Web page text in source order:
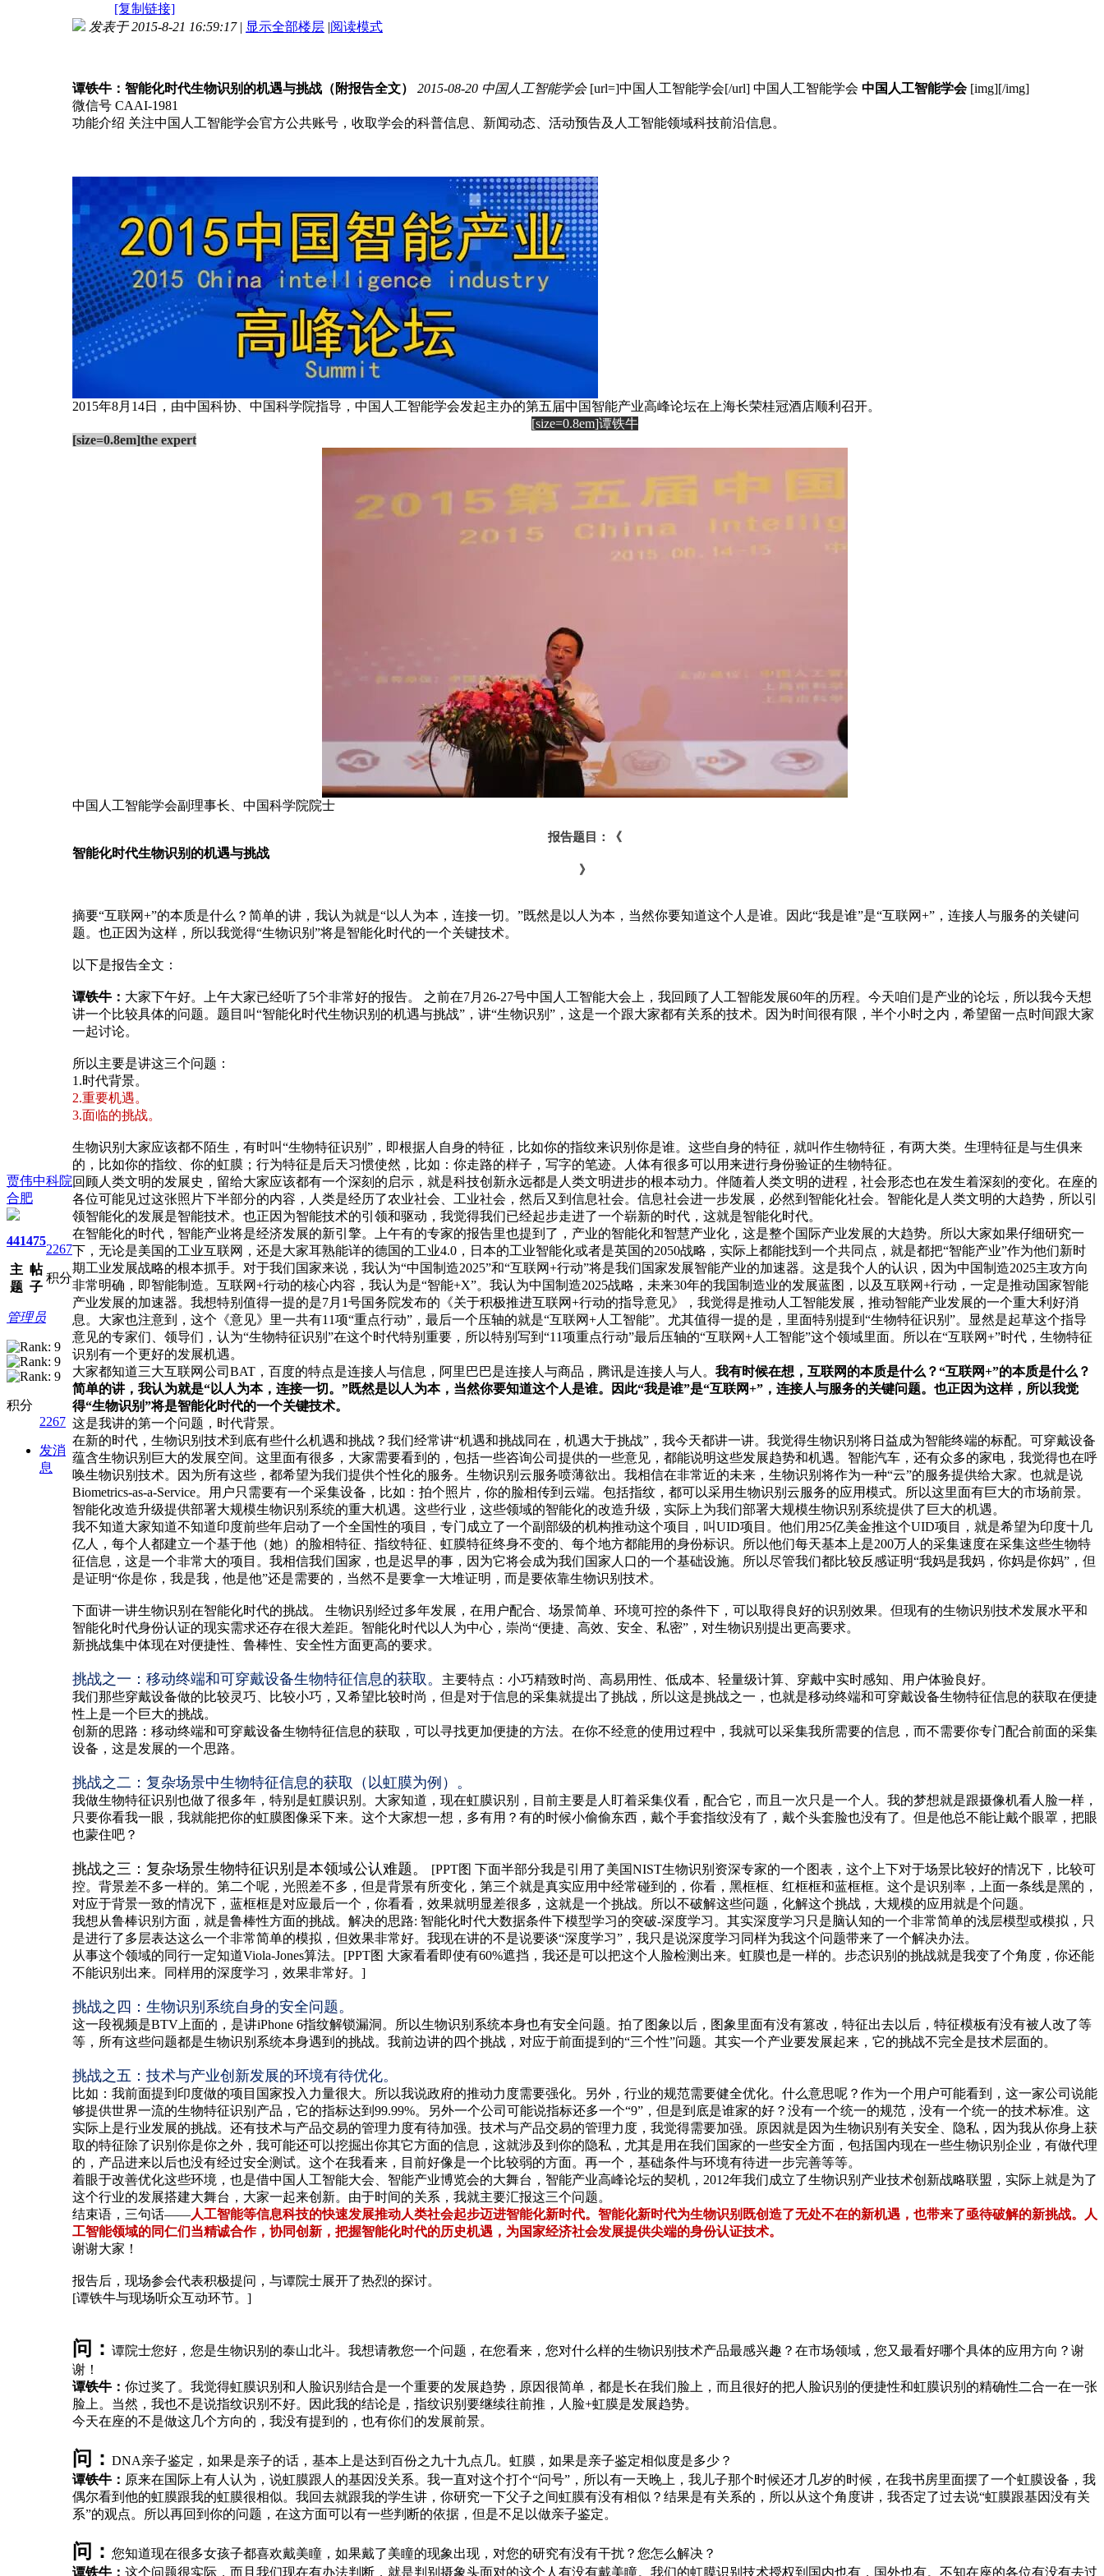
[复制链接]
贾伟中科院
合肥
441
主
题
475
帖
子
2267
积分
管理员
积分
2267
发消
息
发表于 2015-8-21 16:59:17 | 显示全部楼层 |阅读模式
谭铁牛：智能化时代生物识别的机遇与挑战（附报告全文） 2015-08-20 中国人工智能学会[url=]中国人工智能学会[/url] 中国人工智能学会 中国人工智能学会[img][/img]
微信号 CAAI-1981
功能介绍 关注中国人工智能学会官方公共账号，收取学会的科普信息、新闻动态、活动预告及人工智能领域科技前沿信息。
2015年8月14日，由中国科协、中国科学院指导，中国人工智能学会发起主办的第五届中国智能产业高峰论坛在上海长荣桂冠酒店顺利召开。
[size=0.8em]谭铁牛
[size=0.8em]the expert
中国人工智能学会副理事长、中国科学院院士
报告题目：《
智能化时代生物识别的机遇与挑战
》
摘要“互联网+”的本质是什么？简单的讲，我认为就是“以人为本，连接一切。”既然是以人为本，当然你要知道这个人是谁。因此“我是谁”是“互联网+”，连接人与服务的关键问
题。也正因为这样，所以我觉得“生物识别”将是智能化时代的一个关键技术。
以下是报告全文：
谭铁牛： 大家下午好。上午大家已经听了5个非常好的报告。 之前在7月 26-27号中国人工智能大会上，我回顾了人工智能发展60年的历程。今天咱们是产业的论坛，所以我今天想
讲一个比较具体的问题。题目叫“智能化时代生物识别的机遇与挑战”，讲“生物识别”，这是一个跟大家都有关系的技术。因为时间很有限，半个小时之内，希望留一点时间跟大家
一起讨论。
所以主要是讲这三个问题：
1.时代背景。
2.重要机遇。
3.面临的挑战。
生物识别大家应该都不陌生，有时叫“生物特征识别”，即根据人自身的特征，比如你的指纹来识别你是谁。这些自身的特征，就叫作生物特征，有两大类。生理特征是与生俱来
的，比如你的指纹、你的虹膜；行为特征是后天习惯使然，比如：你走路的样子，写字的笔迹。人体有很多可以用来进行身份验证的生物特征。
回顾人类文明的发展史，留给大家应该都有一个深刻的启示，就是科技创新永远都是人类文明进步的根本动力。伴随着人类文明的进程，社会形态也在发生着深刻的变化。在座的
各位可能见过这张照片下半部分的内容，人类是经历了农业社会、工业社会，然后又到信息社会。信息社会进一步发展，必然到智能化社会。智能化是人类文明的大趋势，所以引
领智能化的发展是智能技术。也正因为智能技术的引领和驱动，我觉得我们已经起步走进了一个崭新的时代，这就是智能化时代。
在智能化的时代，智能产业将是经济发展的新引擎。上午有的专家的报告里也提到了，产业的智能化和智慧产业化，这是整个国际产业发展的大趋势。所以大家如果仔细研究一
下，无论是美国的工业互联网，还是大家耳熟能详的德国的工业4.0，日本的工业智能化或者是英国的2050战略，实际上都能找到一个共同点，就是都把“智能产业”作为他们新时
期工业发展战略的根本抓手。对于我们国家来说，我认为“中国制造2025”和“互联网+行动”将是我们国家发展智能产业的加速器。这是我个人的认识，因为中国制造2025主攻方向
非常明确，即智能制造。互联网+行动的核心内容，我认为是“智能+X”。我认为中国制造2025战略，未来30年的我国制造业的发展蓝图，以及互联网+行动，一定是推动国家智能
产业发展的加速器。我想特别值得一提的是7月1号国务院发布的《关于积极推进互联网+行动的指导意见》，我觉得是推动人工智能发展，推动智能产业发展的一个重大利好消
息。大家也注意到，这个《意见》里一共有11项“重点行动”，最后一个压轴的就是“互联网+人工智能”。尤其值得一提的是，里面特别提到“生物特征识别”。显然是起草这个指导
意见的专家们、领导们，认为“生物特征识别”在这个时代特别重要，所以特别写到“11项重点行动”最后压轴的“互联网+人工智能”这个领域里面。所以在“互联网+”时代，生物特征
识别有一个更好的发展机遇。
大家都知道三大互联网公司BAT，百度的特点是连接人与信息，阿里巴巴是连接人与商品，腾讯是连接人与人。 我有时候在想，互联网的本质是什么？“互联网+”的本质是什么？
简单的讲，我认为就是“以人为本，连接一切。”既然是以人为本，当然你要知道这个人是谁。因此“我是谁”是“互联网+”，连接人与服务的关键问题。也正因为这样，所以我觉
得“生物识别”将是智能化时代的一个关键技术。
这是我讲的第一个问题，时代背景。
在新的时代，生物识别技术到底有些什么机遇和挑战？我们经常讲“机遇和挑战同在，机遇大于挑战”，我今天都讲一讲。我觉得生物识别将日益成为智能终端的标配。可穿戴设备
蕴含生物识别巨大的发展空间。这里面有很多，大家需要看到的，包括一些咨询公司提供的一些意见，都能说明这些发展趋势和机遇。智能汽车，还有众多的家电，我觉得也在呼
唤生物识别技术。因为所有这些，都希望为我们提供个性化的服务。生物识别云服务喷薄欲出。我相信在非常近的未来，生物识别将作为一种“云”的服务提供给大家。也就是说
Biometrics-as-a-Service。用户只需要有一个采集设备，比如：拍个照片，你的脸相传到云端。包括指纹，都可以采用生物识别云服务的应用模式。所以这里面有巨大的市场前景。
智能化改造升级提供部署大规模生物识别系统的重大机遇。这些行业，这些领域的智能化的改造升级，实际上为我们部署大规模生物识别系统提供了巨大的机遇。
我不知道大家知道不知道印度前些年启动了一个全国性的项目，专门成立了一个副部级的机构推动这个项目，叫UID项目。他们用25亿美金推这个UID项目，就是希望为印度十几
亿人，每个人都建立一个基于他（她）的脸相特征、指纹特征、虹膜特征终身不变的、每个地方都能用的身份标识。所以他们每天基本上是200万人的采集速度在采集这些生物特
征信息，这是一个非常大的项目。我相信我们国家，也是迟早的事，因为它将会成为我们国家人口的一个基础设施。所以尽管我们都比较反感证明“我妈是我妈，你妈是你妈”，但
是证明“你是你，我是我，他是他”还是需要的，当然不是要拿一大堆证明，而是要依靠生物识别技术。
下面讲一讲生物识别在智能化时代的挑战。 生物识别经过多年发展，在用户配合、场景简单、环境可控的条件下，可以取得良好的识别效果。但现有的生物识别技术发展水平和
智能化时代身份认证的现实需求还存在很大差距。智能化时代以人为中心，崇尚“便捷、高效、安全、私密”，对生物识别提出更高要求。
新挑战集中体现在对便捷性、鲁棒性、安全性方面更高的要求。
挑战之一：移动终端和可穿戴设备生物特征信息的获取。
主要特点：小巧精致时尚、高易用性、低成本、轻量级计算、穿戴中实时感知、用户体验良好。
我们那些穿戴设备做的比较灵巧、比较小巧，又希望比较时尚，但是对于信息的采集就提出了挑战，所以这是挑战之一，也就是移动终端和可穿戴设备生物特征信息的获取在便捷
性上是一个巨大的挑战。
创新的思路：移动终端和可穿戴设备生物特征信息的获取，可以寻找更加便捷的方法。在你不经意的使用过程中，我就可以采集我所需要的信息，而不需要你专门配合前面的采集
设备，这是发展的一个思路。
挑战之二：复杂场景中生物特征信息的获取（以虹膜为例）。
我做生物特征识别也做了很多年，特别是虹膜识别。大家知道，现在虹膜识别，目前主要是人盯着采集仪看，配合它，而且一次只是一个人。我的梦想就是跟摄像机看人脸一样，
只要你看我一眼，我就能把你的虹膜图像采下来。这个大家想一想，多有用？有的时候小偷偷东西，戴个手套指纹没有了，戴个头套脸也没有了。但是他总不能让戴个眼罩，把眼
也蒙住吧？
挑战之三：复杂场景生物特征识别是本领域公认难题。
[PPT图 下面半部分我是引用了美国NIST生物识别资深专家的一个图表，这个上下对于场景比较好的情况下，比较可
控。背景差不多一样的。第二个呢，光照差不多，但是背景有所变化，第三个就是真实应用中经常碰到的，你看，黑框框、红框框和蓝框框。这个是识别率，上面一条线是黑的，
对应于背景一致的情况下，蓝框框是对应最后一个，你看看，效果就明显差很多，这就是一个挑战。所以不破解这些问题，化解这个挑战，大规模的应用就是个问题。
我想从鲁棒识别方面，就是鲁棒性方面的挑战。解决的思路: 智能化时代大数据条件下模型学习的突破-深度学习。其实深度学习只是脑认知的一个非常简单的浅层模型或模拟，只
是进行了多层表达这么一个非常简单的模拟，但效果非常好。我现在讲的不是说要谈“深度学习”，我只是说深度学习同样为我这个问题带来了一个解决办法。
从事这个领域的同行一定知道Viola-Jones算法。[PPT图 大家看看即使有60%遮挡，我还是可以把这个人脸检测出来。虹膜也是一样的。步态识别的挑战就是我变了个角度，你还能
不能识别出来。同样用的深度学习，效果非常好。]
挑战之四：生物识别系统自身的安全问题。
这一段视频是BTV上面的，是讲iPhone 6指纹解锁漏洞。所以生物识别系统本身也有安全问题。拍了图象以后，图象里面有没有篡改，特征出去以后，特征模板有没有被人改了等
等，所有这些问题都是生物识别系统本身遇到的挑战。我前边讲的四个挑战，对应于前面提到的“三个性”问题。其实一个产业要发展起来，它的挑战不完全是技术层面的。
挑战之五：技术与产业创新发展的环境有待优化。
比如：我前面提到印度做的项目国家投入力量很大。所以我说政府的推动力度需要强化。另外，行业的规范需要健全优化。什么意思呢？作为一个用户可能看到，这一家公司说能
够提供世界一流的生物特征识别产品，它的指标达到99.99%。另外一个公司可能说指标还多一个“9”，但是到底是谁家的好？没有一个统一的规范，没有一个统一的技术标准。这
实际上是行业发展的挑战。还有技术与产品交易的管理力度有待加强。技术与产品交易的管理力度，我觉得需要加强。原因就是因为生物识别有关安全、隐私，因为我从你身上获
取的特征除了识别你是你之外，我可能还可以挖掘出你其它方面的信息，这就涉及到你的隐私，尤其是用在我们国家的一些安全方面，包括国内现在一些生物识别企业，有做代理
的，产品进来以后也没有经过安全测试。这个在我看来，目前好像是一个比较弱的方面。再一个，基础条件与环境有待进一步完善等等。
着眼于改善优化这些环境，也是借中国人工智能大会、智能产业博览会的大舞台，智能产业高峰论坛的契机，2012年我们成立了生物识别产业技术创新战略联盟，实际上就是为了
这个行业的发展搭建大舞台，大家一起来创新。由于时间的关系，我就主要汇报这三个问题。
结束语，三句话——人工智能等信息科技的快速发展推动人类社会起步迈进智能化新时代。智能化新时代为生物识别既创造了无处不在的新机遇，也带来了亟待破解的新挑战。人
工智能领域的同仁们当精诚合作，协同创新，把握智能化时代的历史机遇，为国家经济社会发展提供尖端的身份认证技术。
谢谢大家！
报告后，现场参会代表积极提问，与谭院士展开了热烈的探讨。
[谭铁牛与现场听众互动环节。]
问： 谭院士您好，您是生物识别的泰山北斗。我想请教您一个问题，在您看来，您对什么样的生物识别技术产品最感兴趣？在市场领域，您又最看好哪个具体的应用方向？ 谢
谢！
谭铁牛： 你过奖了。我觉得虹膜识别和人脸识别结合是一个重要的发展趋势，原因很简单，都是长在我们脸上，而且很好的把人脸识别的便捷性和虹膜识别的精确性二合一在一张
脸上。当然，我也不是说指纹识别不好。因此我的结论是，指纹识别要继续往前推，人脸+虹膜是发展趋势。
今天在座的不是做这几个方向的，我没有提到的，也有你们的发展前景。
问： DNA亲子鉴定，如果是亲子的话，基本上是达到百份之九十九点几。虹膜，如果是亲子鉴定相似度是多少？
谭铁牛： 原来在国际上有人认为，说虹膜跟人的基因没关系。我一直对这个打个“问号”，所以有一天晚上，我儿子那个时候还才几岁的时候，在我书房里面摆了一个虹膜设备，我
偶尔看到他的虹膜跟我的虹膜很相似。我回去就跟我的学生讲，你研究一下父子之间虹膜有没有相似？结果是有关系的，所以从这个角度讲，我否定了过去说“虹膜跟基因没有关
系”的观点。所以再回到你的问题，在这方面可以有一些判断的依据，但是不足以做亲子鉴定。
问： 您知道现在很多女孩子都喜欢戴美瞳，如果戴了美瞳的现象出现，对您的研究有没有干扰？您怎么解决？
谭铁牛： 这个问题很实际，而且我们现在有办法判断，就是判别摄象头面对的这个人有没有戴美瞳。我们的虹膜识别技术授权到国内也有，国外也有。不知在座的各位有没有去过